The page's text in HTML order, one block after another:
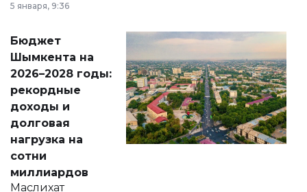
принести
народу
Венесуэлы.
5 января, 9:36
Бюджет
Шымкента на
2026–2028 годы:
рекордные
доходы и
долговая
нагрузка на
сотни
миллиардов
Маслихат